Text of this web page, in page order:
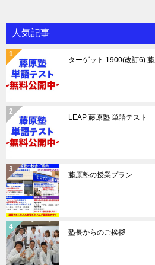
人気記事
ターゲット 1900(改訂6)
LEAP 藤原塾 単語テスト
藤原塾の授業プラン
塾長からのご挨拶